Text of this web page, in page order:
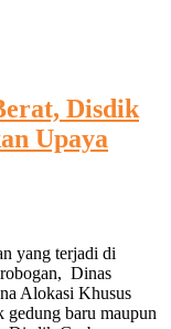
Disdik
Upaya
yang terjadi di
Dinas
Alokasi Khusus
gedung baru maupun